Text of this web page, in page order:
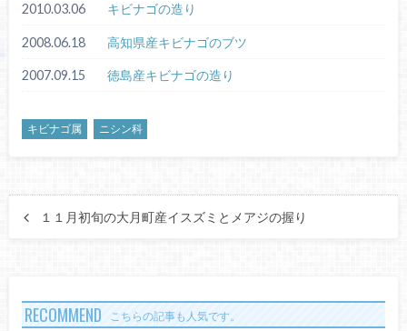
2010.03.06 キビナゴの造り
2008.06.18 高知県産キビナゴのブツ
2007.09.15 徳島産キビナゴの造り
キビナゴ属 ニシン科
１１月初旬の大月町産イスズミとメアジの握り
RECOMMEND こちらの記事も人気です。